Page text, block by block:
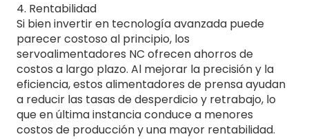
4. Rentabilidad
Si bien invertir en tecnología avanzada puede
parecer costoso al principio, los
servoalimentadores NC ofrecen ahorros de
costos a largo plazo. Al mejorar la precisión y la
eficiencia, estos alimentadores de prensa ayudan
a reducir las tasas de desperdicio y retrabajo, lo
que en última instancia conduce a menores
costos de producción y una mayor rentabilidad.